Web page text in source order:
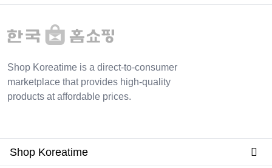
Shop Koreatime is a direct-to-consumer
marketplace that provides high-quality
products at affordable prices.
Shop Koreatime